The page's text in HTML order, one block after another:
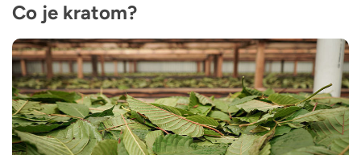
Co je kratom?